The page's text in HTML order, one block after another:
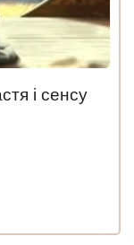
і сенсу